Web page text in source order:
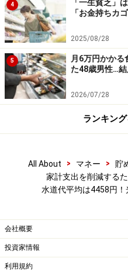
水することが節約の王道に
洗濯に使う、食器洗いを手
使う、節水シャワーヘッ
ば、2割くらいの節約は
座振替による割引が毎回
い人は口座振替にしてみる
【関連リンク】
東京都水道局 くらしと水
※記事内容は執筆時点のもので
商品や投資行動を推奨するも
投資や資産運用に関する最終
行ってください。
掲載情報の正確性・完全性につ
が、その内容を保証するもの
4
「一生貧乏」
「お金持ちカ
2025/08/28
5
月6万円かか
た48歳男性…
2026/07/28
ランキン
All About > マネー > 貯
家計支出を削減する
水道代平均は4458円
会社概要
投資家情報
利用規約